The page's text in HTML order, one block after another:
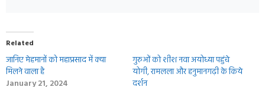
Related
जानिए मेहमानों को महाप्रसाद में क्‍या
मिलने वाला है
January 21, 2024
गुरुओं को शीश नवा अयोध्या पहुंचे
योगी, रामलला और हनुमानगढ़ी के किये
दर्शन